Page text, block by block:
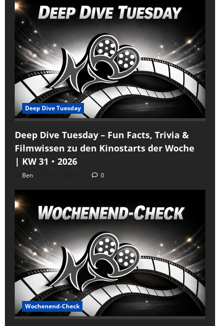
Deep Dive Tuesday
Deep Dive Tuesday – Fun Facts, Trivia &
Filmwissen zu den Kinostarts der Woche
| KW 31・2026
Ben 0
Wochenend-Check